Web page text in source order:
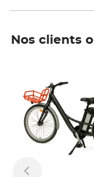
Nos clients